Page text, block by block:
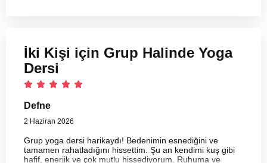
İki Kişi için Grup Halinde Yoga
Dersi
Defne
2 Haziran 2026
Grup yoga dersi harikaydı! Bedenimin esnediğini ve
tamamen rahatladığını hissettim. Şu an kendimi kuş gibi
hafif, enerjik ve çok mutlu hissediyorum. Ruhuma ve